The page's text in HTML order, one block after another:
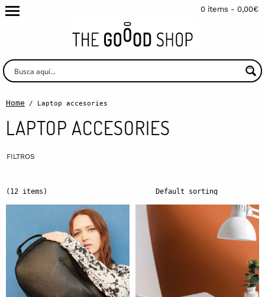
0 items - 0,00€
Home / Laptop accesories
LAPTOP ACCESORIES
(12 items)